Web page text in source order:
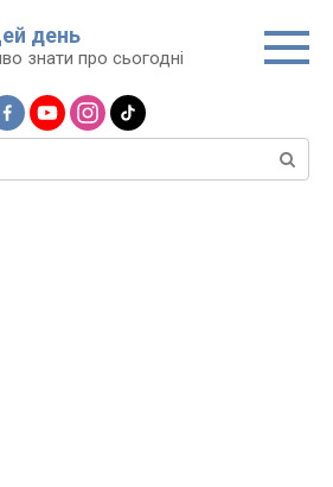
день
знати про сьогодні